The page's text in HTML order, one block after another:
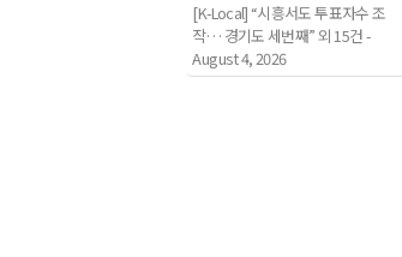
[K-Local] “시흥서도 투표자수 조
작… 경기도 세번째” 외 15건 -
August 4, 2026